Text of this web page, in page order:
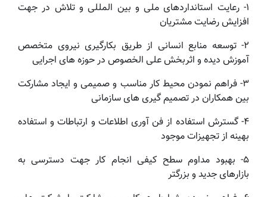
1- رعایت استانداردهای ملی و بین المللی و تلاش در جهت
افزایش رضایت مشتریان
2- توسعه منابع انسانی از طریق بکارگیری نیروی متخصص
آموزش دیده و اثربخش علی الخصوص در حوزه های اجرایی
3- فراهم نمودن محیط کار مناسب و صمیمی و ایجاد مشارکت
بین همکاران در تصمیم گیری های سازمانی
4- گسترش استفاده از فن آوری اطلاعات و ارتباطات و استفاده
بهینه از تجهیزات موجود
5- بهبود مداوم سطح کیفی انجام کار جهت دسترسی به
بازارهای جدید و بزرگتر